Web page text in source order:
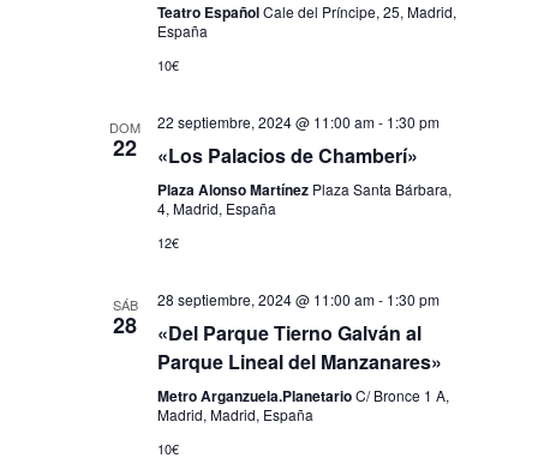
Teatro EspañolCale del Príncipe, 25, Madrid,
España
10€
DOM
22
22 septiembre, 2024 @ 11:00 am- 1:30 pm
«Los Palacios de Chamberí»
Plaza Alonso Martínez Plaza Santa Bárbara,
4, Madrid, España
12€
SÁB
28
28 septiembre, 2024 @ 11:00 am- 1:30 pm
«Del Parque Tierno Galván al
Parque Lineal del Manzanares»
Metro Arganzuela.PlanetarioC/ Bronce 1 A,
Madrid, Madrid, España
10€